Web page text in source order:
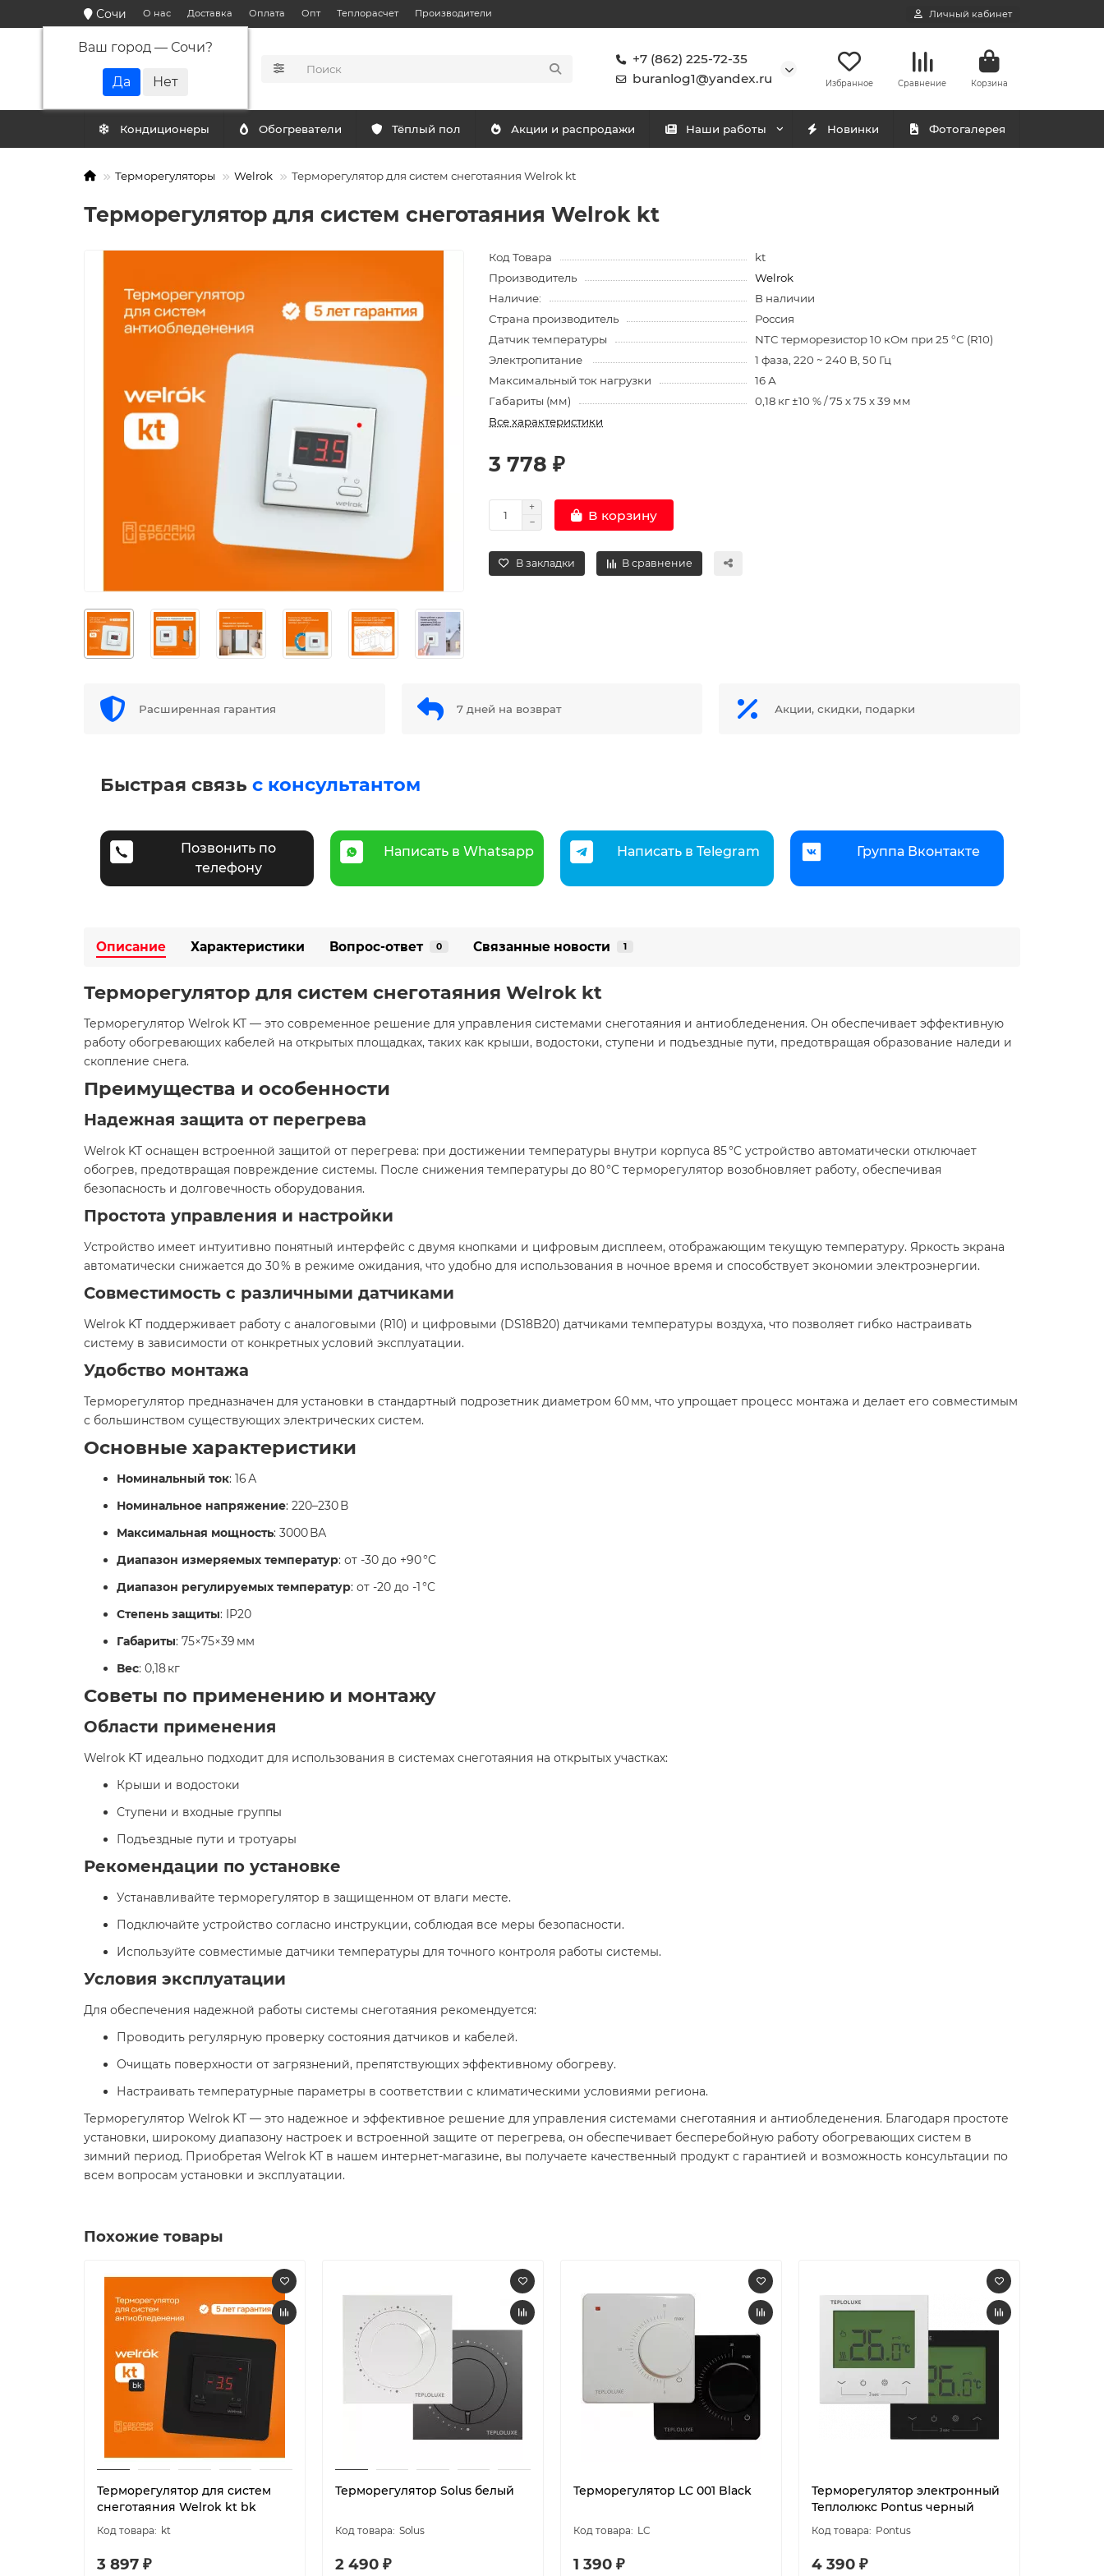
Сочи
Ваш город — Сочи?
О нас Доставка Оплата Опт Теплорасчет Производители Личный кабинет
+7 (862) 225-72-35
buranlog1@yandex.ru
Избранное Сравнение Корзина
Кондиционеры Обогреватели Тёплый пол Акции и распродажи Наши работы Новинки Фотогалерея
Терморегуляторы Welrok Терморегулятор для систем снеготаяния Welrok kt
Терморегулятор для систем снеготаяния Welrok kt
Код Товара
kt
Производитель
Welrok
Наличие:
В наличии
Страна производитель
Россия
Датчик температуры
NTC терморезистор 10 кОм при 25 °С (R10)
Электропитание
1 фаза, 220 ~ 240 В, 50 Гц
Максимальный ток нагрузки
16 А
Габариты (мм)
0,18 кг ±10 % / 75 х 75 х 39 мм
Все характеристики
3 778 ₽
В корзину
В закладки В сравнение
Расширенная гарантия 7 дней на возврат Акции, скидки, подарки
Быстрая связь с консультантом
Позвонить по
телефону
Написать в Whatsapp Написать в Telegram Группа Вконтакте
Описание Характеристики Вопрос-ответ 0 Связанные новости 1
Терморегулятор для систем снеготаяния Welrok kt
Терморегулятор Welrok KT — это современное решение для управления системами снеготаяния и антиобледенения. Он обеспечивает эффективную
работу обогревающих кабелей на открытых площадках, таких как крыши, водостоки, ступени и подъездные пути, предотвращая образование наледи и
скопление снега.​
Преимущества и особенности
Надежная защита от перегрева
Welrok KT оснащен встроенной защитой от перегрева: при достижении температуры внутри корпуса 85 °C устройство автоматически отключает
обогрев, предотвращая повреждение системы. После снижения температуры до 80 °C терморегулятор возобновляет работу, обеспечивая
безопасность и долговечность оборудования.​
Простота управления и настройки
Устройство имеет интуитивно понятный интерфейс с двумя кнопками и цифровым дисплеем, отображающим текущую температуру. Яркость экрана
автоматически снижается до 30 % в режиме ожидания, что удобно для использования в ночное время и способствует экономии электроэнергии.​
Совместимость с различными датчиками
Welrok KT поддерживает работу с аналоговыми (R10) и цифровыми (DS18B20) датчиками температуры воздуха, что позволяет гибко настраивать
систему в зависимости от конкретных условий эксплуатации.​
Удобство монтажа
Терморегулятор предназначен для установки в стандартный подрозетник диаметром 60 мм, что упрощает процесс монтажа и делает его совместимым
с большинством существующих электрических систем.​
Основные характеристики
Номинальный ток: 16 А
Номинальное напряжение: 220–230 В
Максимальная мощность: 3000 ВА
Диапазон измеряемых температур: от -30 до +90 °C
Диапазон регулируемых температур: от -20 до -1 °C
Степень защиты: IP20
Габариты: 75×75×39 мм
Вес: 0,18 кг​
Советы по применению и монтажу
Области применения
Welrok KT идеально подходит для использования в системах снеготаяния на открытых участках:​
Крыши и водостоки
Ступени и входные группы
Подъездные пути и тротуары​
Рекомендации по установке
Устанавливайте терморегулятор в защищенном от влаги месте.
Подключайте устройство согласно инструкции, соблюдая все меры безопасности.
Используйте совместимые датчики температуры для точного контроля работы системы.​
Условия эксплуатации
Для обеспечения надежной работы системы снеготаяния рекомендуется:​
Проводить регулярную проверку состояния датчиков и кабелей.
Очищать поверхности от загрязнений, препятствующих эффективному обогреву.
Настраивать температурные параметры в соответствии с климатическими условиями региона.​
Терморегулятор Welrok KT — это надежное и эффективное решение для управления системами снеготаяния и антиобледенения. Благодаря простоте
установки, широкому диапазону настроек и встроенной защите от перегрева, он обеспечивает бесперебойную работу обогревающих систем в
зимний период. Приобретая Welrok KT в нашем интернет-магазине, вы получаете качественный продукт с гарантией и возможность консультации по
всем вопросам установки и эксплуатации.
Похожие товары
Терморегулятор для систем
снеготаяния Welrok kt bk
kt
3 897 ₽
Терморегулятор Solus белый
Solus
2 490 ₽
Терморегулятор LC 001 Black
LC
1 390 ₽
Терморегулятор электронный
Теплолюкс Pontus черный
Pontus
4 390 ₽